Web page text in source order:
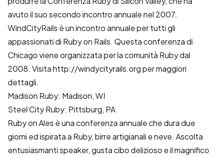
avuto il suo secondo incontro annuale nel 2007.
WindCityRails è un incontro annuale per tutti gli
appassionati di Ruby on Rails. Questa conferenza di
Chicago viene organizzata per la comunità Ruby dal
2008. Visitahttp://windycityrails.orgper maggiori
dettagli.
Madison Ruby: Madison, WI
Steel City Ruby: Pittsburg, PA
Ruby on Ales è una conferenza annuale che dura due
giorni ed ispirata a Ruby, birre artigianali e neve. Ascolta
entusiasmanti speaker, gusta cibo delizioso e il magnifico